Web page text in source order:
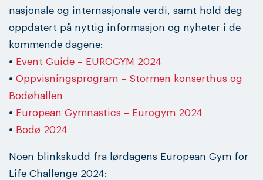
nasjonale og internasjonale verdi, samt hold deg
oppdatert på nyttig informasjon og nyheter i de
kommende dagene:
• Event Guide – EUROGYM 2024
• Oppvisningsprogram – Stormen konserthus og
Bodøhallen
• European Gymnastics – Eurogym 2024
• Bodø 2024
Noen blinkskudd fra lørdagens European Gym for
Life Challenge 2024: